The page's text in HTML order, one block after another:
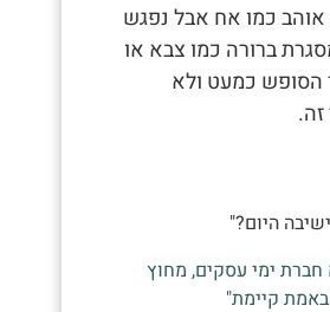
כמו אח אבל נפגש
ברורה כמו צבא או
הסופש כמעט ולא
היום?"
חברת ימי עסקים, מחוץ
קיימת"